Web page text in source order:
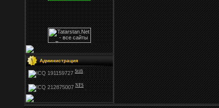
Администрация
Stifi
NFS